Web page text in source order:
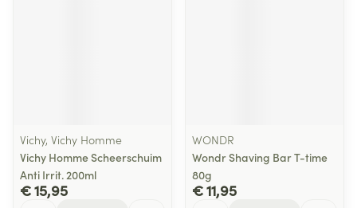
Vichy, Vichy Homme
Vichy Homme Scheerschuim
Anti Irrit. 200ml
€ 15,95
WONDR
Wondr Shaving Bar T-time
80g
€ 11,95